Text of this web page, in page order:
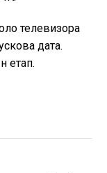
телевизора
дата.
етап.